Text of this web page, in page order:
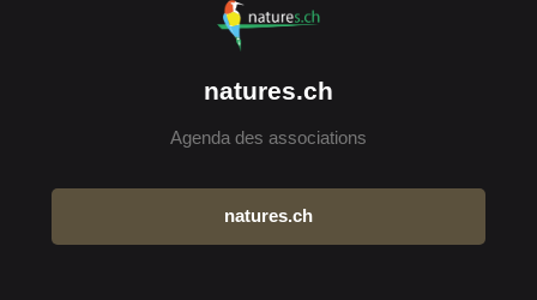
natures.ch
Agenda des associations
natures.ch